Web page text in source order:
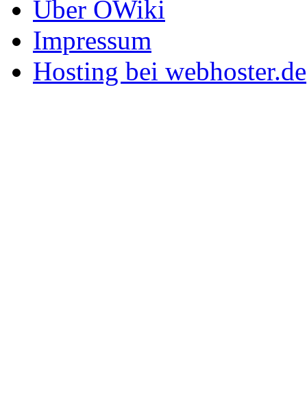
Über OWiki
Impressum
Hosting bei webhoster.de